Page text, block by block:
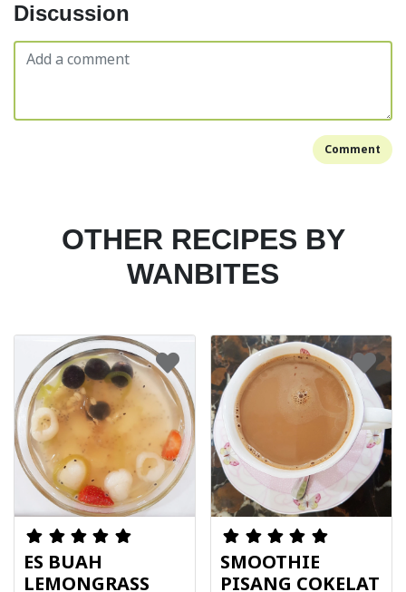
Discussion
Comment
OTHER RECIPES BY
WANBITES
ES BUAH
LEMONGRASS
SMOOTHIE
PISANG COKELAT